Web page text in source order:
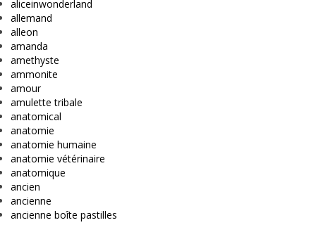
aliceinwonderland
allemand
alleon
amanda
amethyste
ammonite
amour
amulette tribale
anatomical
anatomie
anatomie humaine
anatomie vétérinaire
anatomique
ancien
ancienne
ancienne boîte pastilles